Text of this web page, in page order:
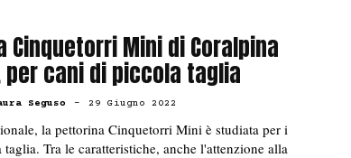
Cinquetorri Mini di Coralpina
per cani di piccola taglia
Seguso - 29 Giugno 2022
la pettorina Cinquetorri Mini è studiata per i
Tra le caratteristiche, anche l'attenzione alla